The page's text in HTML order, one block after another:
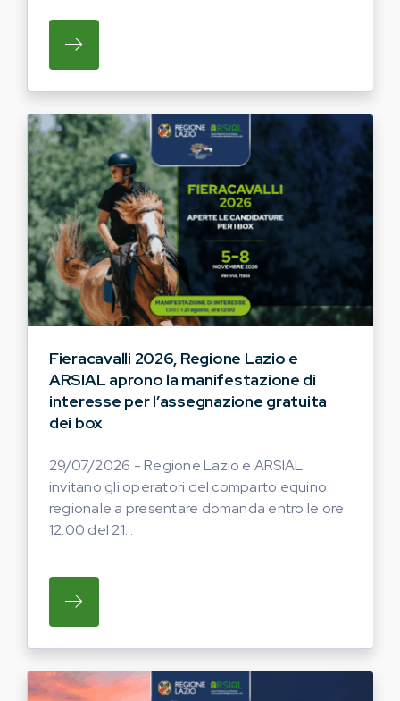
SU REGIONE LAZIO E ARSIAL HANNO
Fieracavalli 2026, Regione Lazio e
ARSIAL aprono la manifestazione di
interesse per l’assegnazione gratuita
dei box
29/07/2026 - Regione Lazio e ARSIAL
invitano gli operatori del comparto equino
regionale a presentare domanda entro le ore
12:00 del 21...
SU REGIONE LAZIO E ARSIAL INVITANO